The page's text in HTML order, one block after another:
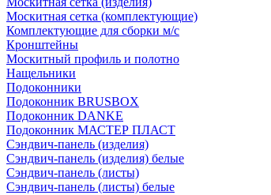
Москитная сетка (комплектующие)
Комплектующие для сборки м/с
Кронштейны
Москитный профиль и полотно
Нащельники
Подоконники
Подоконник BRUSBOX
Подоконник DANKE
Подоконник МАСТЕР ПЛАСТ
Сэндвич-панель (изделия)
Сэндвич-панель (изделия) белые
Сэндвич-панель (листы)
Сэндвич-панель (листы) белые